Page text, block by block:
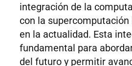
integración de la
con la supercomputación
en la actualidad. Esta
fundamental para
del futuro y permitir